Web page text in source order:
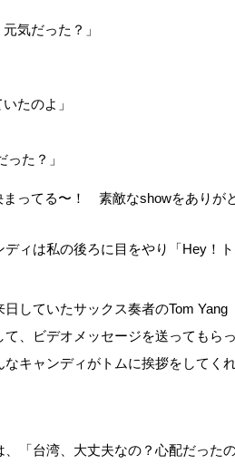
気だった？」
たのよ」
った？」
まってる〜！ 素敵なshowをありが
ィは私の後ろに目をやり「Hey！ト
していたサックス奏者のTom Yang
、ビデオメッセージを送ってもら
キャンディがトムに挨拶をしてく
「台湾、大丈夫なの？心配だった